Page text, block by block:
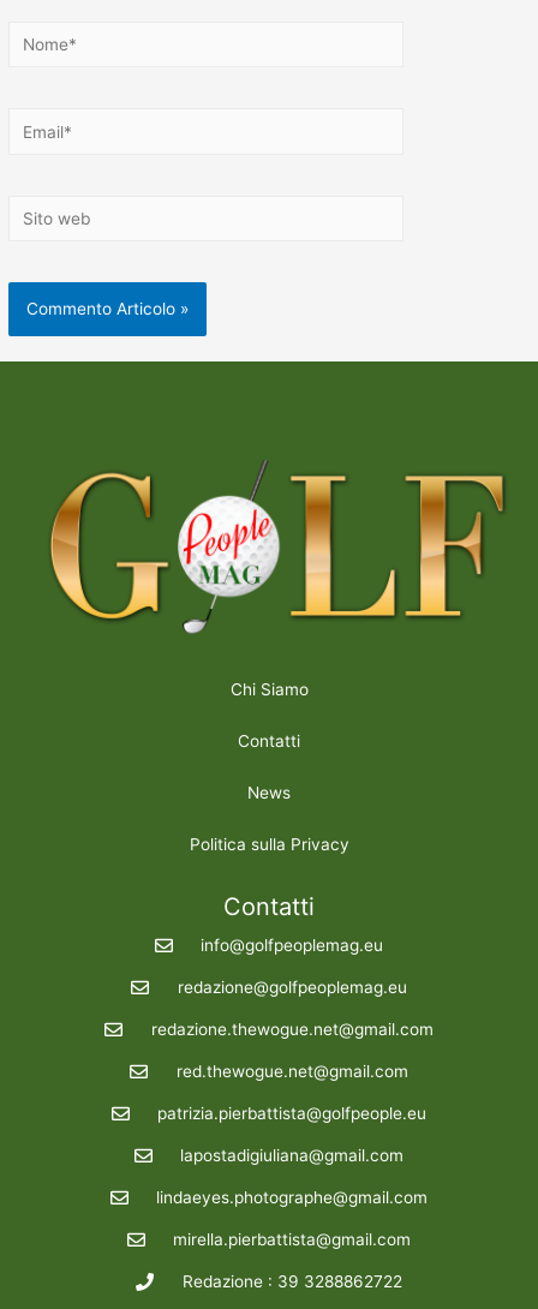
Chi Siamo
Contatti
News
Politica sulla Privacy
Contatti
info@golfpeoplemag.eu
redazione@golfpeoplemag.eu
redazione.thewogue.net@gmail.com
red.thewogue.net@gmail.com
patrizia.pierbattista@golfpeople.eu
lapostadigiuliana@gmail.com
lindaeyes.photographe@gmail.com
mirella.pierbattista@gmail.com
Redazione : 39 3288862722